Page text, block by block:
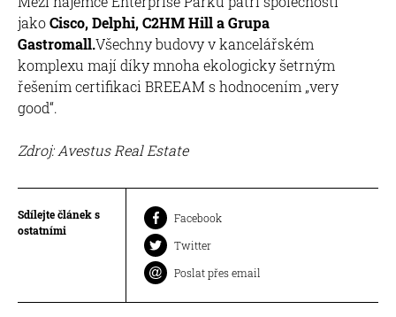
jakoCisco, Delphi, C2HM Hill a Grupa
Gastromall.Všechny budovy v kancelářském
komplexu mají díky mnoha ekologicky šetrným
řešením certifikaci BREEAM s hodnocením „very
good“.
Zdroj: Avestus Real Estate
Sdílejte článek s
ostatními
Facebook
Twitter
Poslat přes email